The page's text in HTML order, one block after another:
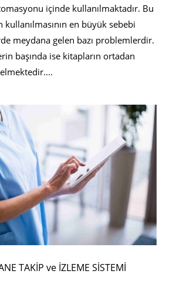
içinde kullanılmaktadır. Bu
en büyük sebebi
meydana gelen bazı problemlerdir.
başında ise kitapların ortadan
TAKİP ve İZLEME SİSTEMİ